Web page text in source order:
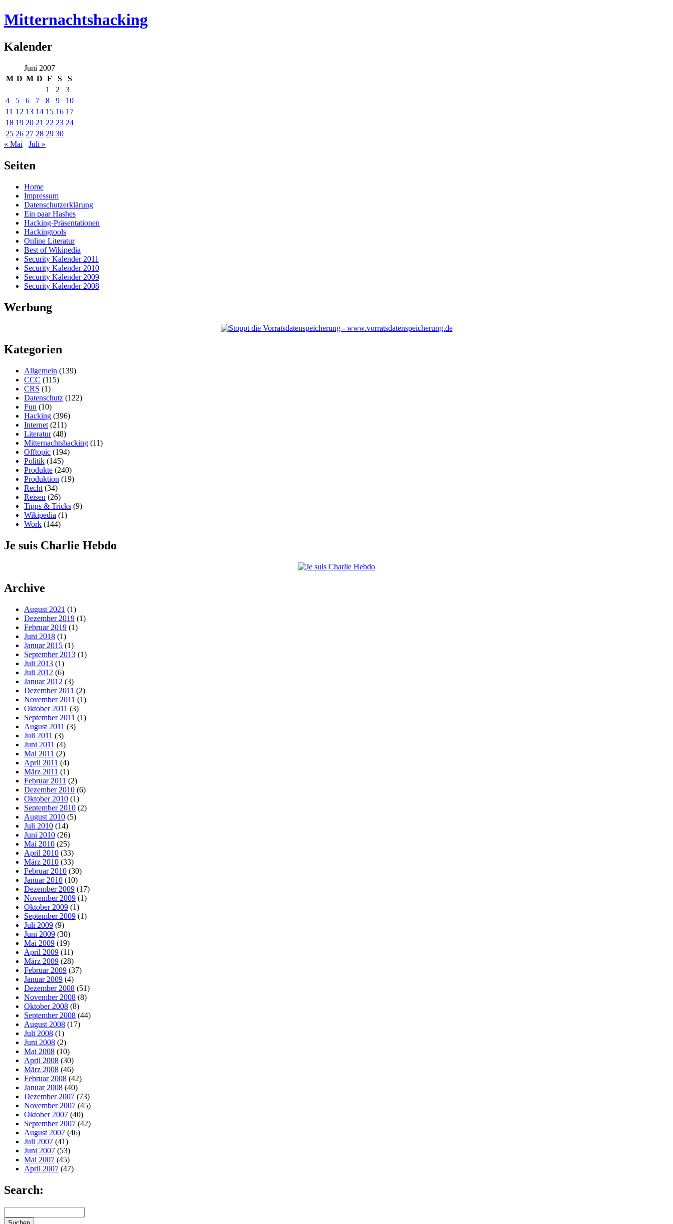
Mitternachtshacking
Kalender
Juni 2007
M D M D F S
S
1
2
3
4
5 6 7 8 9
10
11 12 13 14 15 16 17
18 19 20 21 22 23 24
25 26 27 28 29 30
« Mai
Juli »
Seiten
Home
Impressum
Datenschutzerklärung
Ein paar Hashes
Hacking-Präsentationen
Hackingtools
Online Literatur
Best of Wikipedia
Security Kalender 2011
Security Kalender 2010
Security Kalender 2009
Security Kalender 2008
Werbung
Kategorien
Allgemein (139)
CCC (115)
CRS (1)
Datenschutz (122)
Fun (10)
Hacking (396)
Internet (211)
Literatur(48)
Mitternachtshacking (11)
Offtopic (194)
Politik (145)
Produkte (240)
Produktion (19)
Recht (34)
Reisen (26)
Tipps & Tricks (9)
Wikipedia (1)
Work (144)
Je suis Charlie Hebdo
Archive
August 2021 (1)
Dezember 2019 (1)
Februar 2019 (1)
Juni 2018 (1)
Januar 2015 (1)
September 2013 (1)
Juli 2013 (1)
Juli 2012 (6)
Januar 2012 (3)
Dezember 2011 (2)
November 2011 (1)
Oktober 2011 (3)
September 2011 (1)
August 2011 (3)
Juli 2011 (3)
Juni 2011 (4)
Mai 2011 (2)
April 2011 (4)
März 2011 (1)
Februar 2011 (2)
Dezember 2010 (6)
Oktober 2010 (1)
September 2010 (2)
August 2010 (5)
Juli 2010 (14)
Juni 2010 (26)
Mai 2010 (25)
April 2010 (33)
März 2010 (33)
Februar 2010 (30)
Januar 2010 (10)
Dezember 2009 (17)
November 2009 (1)
Oktober 2009 (1)
September 2009 (1)
Juli 2009 (9)
Juni 2009 (30)
Mai 2009 (19)
April 2009 (11)
März 2009 (28)
Februar 2009 (37)
Januar 2009 (4)
Dezember 2008 (51)
November 2008 (8)
Oktober 2008 (8)
September 2008 (44)
August 2008 (17)
Juli 2008 (1)
Juni 2008 (2)
Mai 2008 (10)
April 2008 (30)
März 2008 (46)
Februar 2008 (42)
Januar 2008 (40)
Dezember 2007 (73)
November 2007 (45)
Oktober 2007 (40)
September 2007 (42)
August 2007 (46)
Juli 2007 (41)
Juni 2007 (53)
Mai 2007 (45)
April 2007 (47)
Search: